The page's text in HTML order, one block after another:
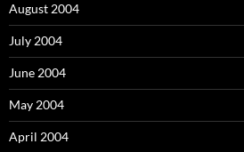
August 2004
July 2004
June 2004
May 2004
April 2004